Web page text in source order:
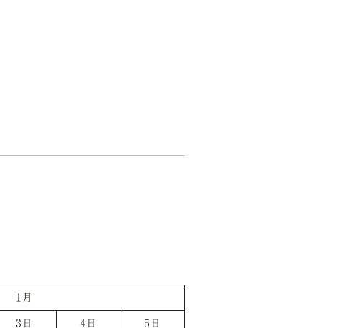
1月
3日 4日 5日